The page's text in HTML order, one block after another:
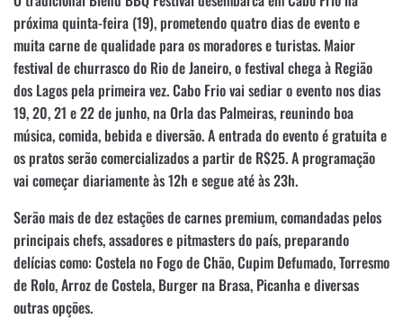
próxima quinta-feira (19), prometendo quatro dias de evento e
muita carne de qualidade para os moradores e turistas. Maior
festival de churrasco do Rio de Janeiro, o festival chega à Região
dos Lagos pela primeira vez. Cabo Frio vai sediar o evento nos dias
19, 20, 21 e 22 de junho, na Orla das Palmeiras, reunindo boa
música, comida, bebida e diversão. A entrada do evento é gratuita e
os pratos serão comercializados a partir de R$25. A programação
vai começar diariamente às 12h e segue até às 23h.
Serão mais de dez estações de carnes premium, comandadas pelos
principais chefs, assadores e pitmasters do país, preparando
delícias como: Costela no Fogo de Chão, Cupim Defumado, Torresmo
de Rolo, Arroz de Costela, Burger na Brasa, Picanha e diversas
outras opções.